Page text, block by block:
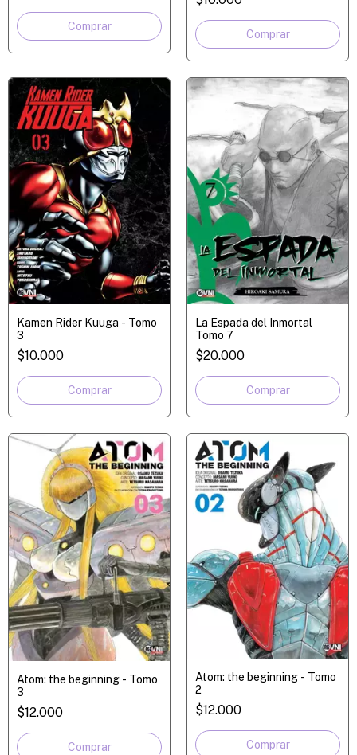
Kamen Rider Kuuga - Tomo
3
$10.000
La Espada del Inmortal
Tomo 7
$20.000
Atom: the beginning - Tomo
3
$12.000
Atom: the beginning - Tomo
2
$12.000